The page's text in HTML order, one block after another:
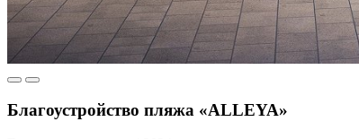
Благоустройство пляжа «ALLEYA»